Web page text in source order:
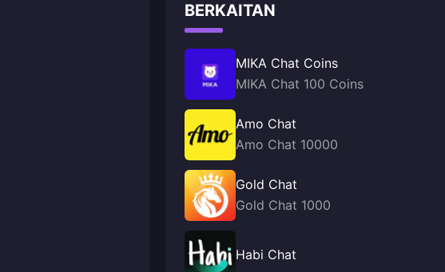
BERKAITAN
MIKA Chat Coins
MIKA Chat 100 Coins
Amo Chat
Amo Chat 10000
Gold Chat
Gold Chat 1000
Habi Chat